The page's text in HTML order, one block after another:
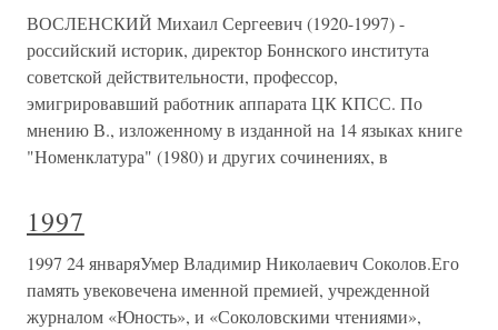
ВОСЛЕНСКИЙ Михаил Сергеевич (1920-1997) -
российский историк, директор Боннского института
советской действительности, профессор,
эмигрировавший работник аппарата ЦК КПСС. По
мнению В., изложенному в изданной на 14 языках книге
"Номенклатура" (1980) и других сочинениях, в
1997
1997 24 январяУмер Владимир Николаевич Соколов.Его
память увековечена именной премией, учрежденной
журналом «Юность», и «Соколовскими чтениями»,